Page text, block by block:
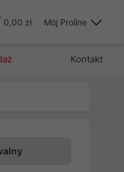
0,00 zł Mój Proline
Kontakt